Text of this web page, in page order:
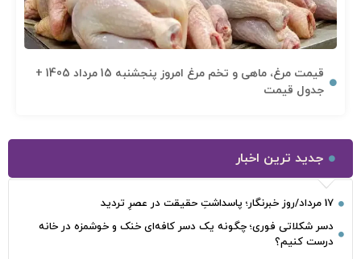
قیمت مرغ، ماهی و تخم مرغ امروز پنجشنبه 15 مرداد 1405 +
جدول قیمت
جدید ترین اخبار
17 مرداد/روز خبرنگار؛ پاسداشتِ حقیقت در عصرِ تردید
دسر شکلاتی فوری؛ چگونه یک دسر کافه‌ای خنک و خوشمزه در خانه
درست کنیم؟